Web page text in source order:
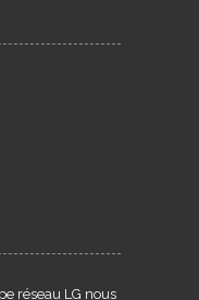
réseau LG nous